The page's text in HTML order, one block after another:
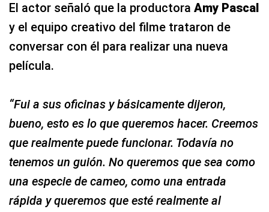
El actor señaló que la productora Amy Pascal
y el equipo creativo del filme trataron de
conversar con él para realizar una nueva
película.
“Fui a sus oficinas y básicamente dijeron,
bueno, esto es lo que queremos hacer. Creemos
que realmente puede funcionar. Todavía no
tenemos un guión. No queremos que sea como
una especie de cameo, como una entrada
rápida y queremos que esté realmente al